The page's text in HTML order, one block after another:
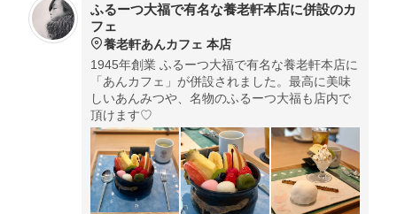
ふるーつ大福で有名な養老軒本店に併設のカ
フェ
養老軒あんカフェ 本店
1945年創業 ふるーつ大福で有名な養老軒本店に
「あんカフェ」が併設されました。最高に美味
しいあんみつや、名物のふるーつ大福も店内で
頂けます♡